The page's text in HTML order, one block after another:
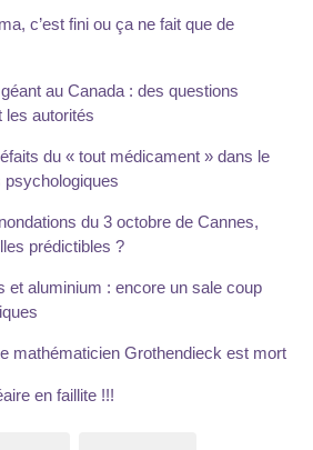
c’est fini ou ça ne fait que de
au Canada : des questions
les autorités
du « tout médicament » dans le
du 3 octobre de Cannes,
prédictibles ?
et aluminium : encore un sale coup
mathématicien Grothendieck est mort
en faillite !!!